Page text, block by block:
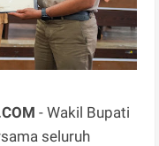
- Wakil Bupati
seluruh